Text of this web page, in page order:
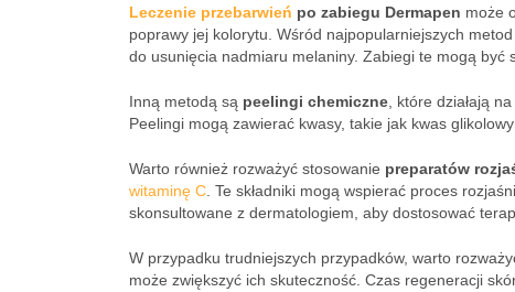
Leczenie przebarwień po zabiegu Dermapen może
poprawy jej kolorytu. Wśród najpopularniejszych
do usunięcia nadmiaru melaniny. Zabiegi te mogą być
Inną metodą są peelingi chemiczne , które działają
Peelingi mogą zawierać kwasy, takie jak kwas
Warto również rozważyć stosowanie preparatów
witaminę C . Te składniki mogą wspierać proces
skonsultowane z dermatologiem, aby dostosować
W przypadku trudniejszych przypadków, warto
może zwiększyć ich skuteczność. Czas regeneracji